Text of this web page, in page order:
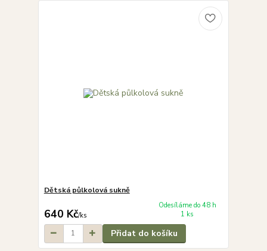
Dětská půlkolová sukně
640 Kč/ks
Odesíláme do 48 h
1 ks
Přidat do košíku